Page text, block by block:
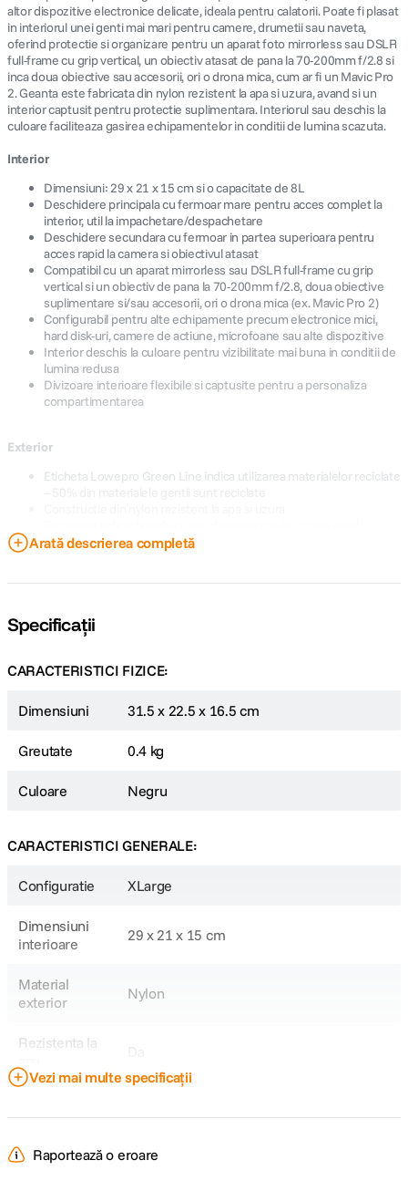
altor dispozitive electronice delicate, ideala pentru calatorii. Poate fi plasat
in interiorul unei genti mai mari pentru camere, drumetii sau naveta,
oferind protectie si organizare pentru un aparat foto mirrorless sau DSLR
full-frame cu grip vertical, un obiectiv atasat de pana la 70-200mm f/2.8 si
inca doua obiective sau accesorii, ori o drona mica, cum ar fi un Mavic Pro
2. Geanta este fabricata din nylon rezistent la apa si uzura, avand si un
interior captusit pentru protectie suplimentara. Interiorul sau deschis la
culoare faciliteaza gasirea echipamentelor in conditii de lumina scazuta.
Interior
Dimensiuni: 29 x 21 x 15 cm si o capacitate de 8L
Deschidere principala cu fermoar mare pentru acces complet la
interior, util la impachetare/despachetare
Deschidere secundara cu fermoar in partea superioara pentru
acces rapid la camera si obiectivul atasat
Compatibil cu un aparat mirrorless sau DSLR full-frame cu grip
vertical si un obiectiv de pana la 70-200mm f/2.8, doua obiective
suplimentare si/sau accesorii, ori o drona mica (ex. Mavic Pro 2)
Configurabil pentru alte echipamente precum electronice mici,
hard disk-uri, camere de actiune, microfoane sau alte dispozitive
Interior deschis la culoare pentru vizibilitate mai buna in conditii de
lumina redusa
Divizoare interioare flexibile si captusite pentru a personaliza
compartimentarea
Exterior
Eticheta Lowepro Green Line indica utilizarea materialelor reciclate
Curea accesorii integrata pentru prinderea gentii de alte
Arată descrierea completă
Specificații
CARACTERISTICI FIZICE:
Dimensiuni 31.5 x 22.5 x 16.5 cm
Greutate 0.4 kg
Culoare Negru
CARACTERISTICI GENERALE:
Configuratie XLarge
Dimensiuni
interioare
29 x 21 x 15 cm
Material
exterior
Nylon
Rezistenta la
inchidere
Volum maxim 8 L
Vezi mai multe specificații
Raportează o eroare